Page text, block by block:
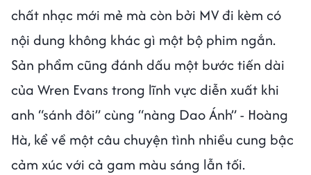
chất nhạc mới mẻ mà còn bởi MV đi kèm có
nội dung không khác gì một bộ phim ngắn.
Sản phẩm cũng đánh dấu một bước tiến dài
của Wren Evans trong lĩnh vực diễn xuất khi
anh “sánh đôi” cùng “nàng Dao Ánh” - Hoàng
Hà, kể về một câu chuyện tình nhiều cung bậc
cảm xúc với cả gam màu sáng lẫn tối.